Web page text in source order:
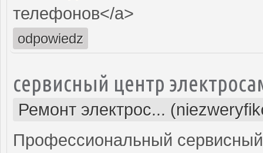
телефонов</a>
odpowiedz
сервисный центр
Ремонт электрос...
Профессиональный